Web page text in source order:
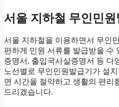
서울 지하철 무인민
서울 지하철을 이용하면서 무인
편하게 민원 서류를 발급받을 수
증명서, 출입국사실증명서 등 다
노선별로 무인민원발급기가 설
면 시간을 절약하고 생활의 편리
드리겠습니다.